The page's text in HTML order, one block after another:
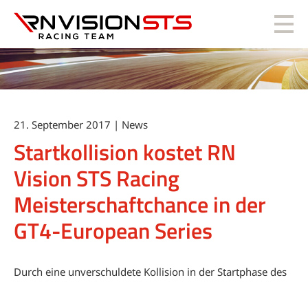
RN Vision STS
21. September 2017 | News
Startkollision kostet RN
Vision STS Racing
Meisterschaftchance in der
GT4-European Series
Durch eine unverschuldete Kollision in der Startphase des